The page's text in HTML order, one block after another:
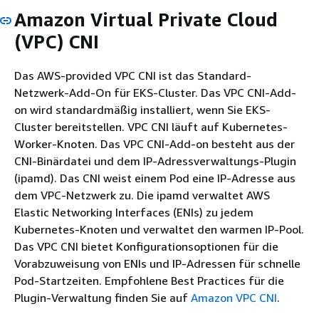
Amazon Virtual Private Cloud
(VPC) CNI
Das AWS-provided VPC CNI ist das Standard-
Netzwerk-Add-On für EKS-Cluster. Das VPC CNI-Add-
on wird standardmäßig installiert, wenn Sie EKS-
Cluster bereitstellen. VPC CNI läuft auf Kubernetes-
Worker-Knoten. Das VPC CNI-Add-on besteht aus der
CNI-Binärdatei und dem IP-Adressverwaltungs-Plugin
(ipamd). Das CNI weist einem Pod eine IP-Adresse aus
dem VPC-Netzwerk zu. Die ipamd verwaltet AWS
Elastic Networking Interfaces (ENIs) zu jedem
Kubernetes-Knoten und verwaltet den warmen IP-Pool.
Das VPC CNI bietet Konfigurationsoptionen für die
Vorabzuweisung von ENIs und IP-Adressen für schnelle
Pod-Startzeiten. Empfohlene Best Practices für die
Plugin-Verwaltung finden Sie auf Amazon VPC CNI.